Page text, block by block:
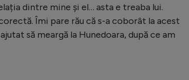
dintre mine și el… asta e treaba lui.
Îmi pare rău că s-a coborât la acest
să meargă la Hunedoara, după ce am